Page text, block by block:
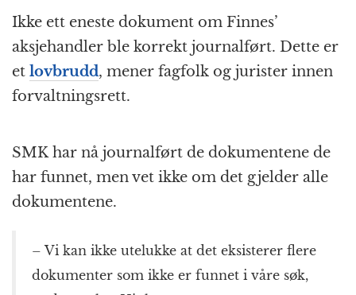
Ikke ett eneste dokument om Finnes’
aksjehandler ble korrekt journalført. Dette er
et lovbrudd, mener fagfolk og jurister innen
forvaltningsrett.
SMK har nå journalført de dokumentene de
har funnet, men vet ikke om det gjelder alle
dokumentene.
– Vi kan ikke utelukke at det eksisterer flere
dokumenter som ikke er funnet i våre søk,